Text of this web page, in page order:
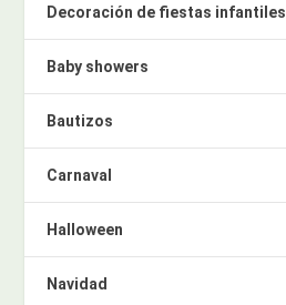
Decoración de fiestas infantiles
Baby showers
Bautizos
Carnaval
Halloween
Navidad